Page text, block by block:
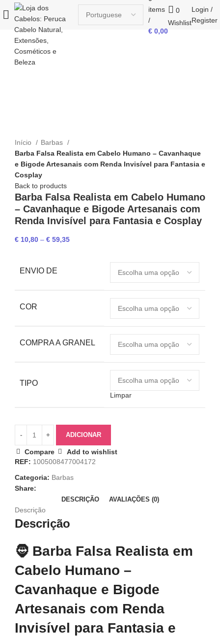
items
/
€ 0,00
0
Wishlist
Login /
Register
Início
Barbas
Barba Falsa Realista em Cabelo Humano – Cavanhaque
e Bigode Artesanais com Renda Invisível para Fantasia e
Cosplay
Back to products
Barba Falsa Realista em Cabelo Humano
– Cavanhaque e Bigode Artesanais com
Renda Invisível para Fantasia e Cosplay
€ 10,80 – € 59,35
ENVIO DE
COR
COMPRA A GRANEL
TIPO
Limpar
ADICIONAR
Compare
Add to wishlist
REF: 1005008477004172
Categoria: Barbas
Share:
DESCRIÇÃO AVALIAÇÕES (0)
Descrição
Descrição
🧔 Barba Falsa Realista em
Cabelo Humano –
Cavanhaque e Bigode
Artesanais com Renda
Invisível para Fantasia e